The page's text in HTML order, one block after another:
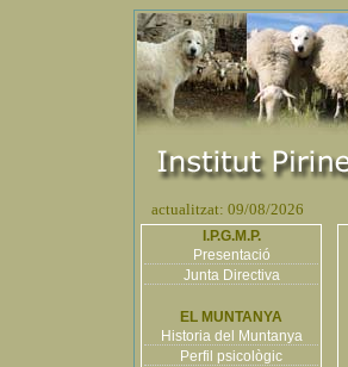
actualitzat: 09/08/2026
I.P.G.M.P.
Presentació
Junta Directiva
EL MUNTANYA
Historia del Muntanya
Perfil psicològic